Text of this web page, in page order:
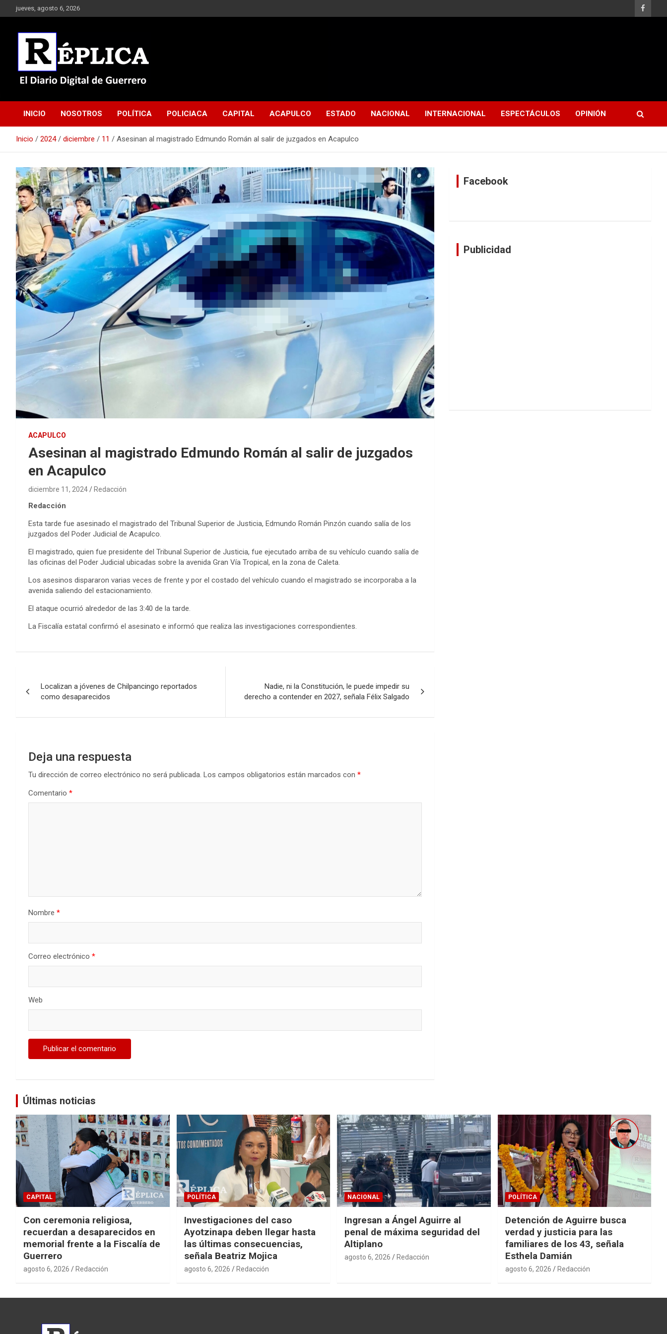
Saltar
al
jueves, agosto 6, 2026
Réplica
INICIO NOSOTROS POLÍTICA POLICIACA CAPITAL ACAPULCO ESTADO NACIONAL INTERNACIONAL ESPECTÁCULOS OPINIÓN
Inicio 2024 diciembre 11 Asesinan al magistrado Edmundo Román al salir de juzgados en Acapulco
ACAPULCO
Asesinan al magistrado Edmundo Román al salir de juzgados
en Acapulco
diciembre 11, 2024 Redacción
Redacción
Esta tarde fue asesinado el magistrado del Tribunal Superior de Justicia, Edmundo Román Pinzón cuando salía de los
juzgados del Poder Judicial de Acapulco.
El magistrado, quien fue presidente del Tribunal Superior de Justicia, fue ejecutado arriba de su vehículo cuando salía de
las oficinas del Poder Judicial ubicadas sobre la avenida Gran Vía Tropical, en la zona de Caleta.
Los asesinos dispararon varias veces de frente y por el costado del vehículo cuando el magistrado se incorporaba a la
avenida saliendo del estacionamiento.
El ataque ocurrió alrededor de las 3:40 de la tarde.
La Fiscalía estatal confirmó el asesinato e informó que realiza las investigaciones correspondientes.
de
entradas
Localizan a jóvenes de Chilpancingo reportados
como desaparecidos
Nadie, ni la Constitución, le puede impedir su
derecho a contender en 2027, señala Félix Salgado
Deja una respuesta
Tu dirección de correo electrónico no será publicada. Los campos obligatorios están marcados con *
Comentario *
Nombre *
Correo electrónico *
Web
Facebook
Publicidad
Últimas noticias
CAPITAL
Con ceremonia religiosa,
recuerdan a desaparecidos en
memorial frente a la Fiscalía de
Guerrero
agosto 6, 2026 Redacción
POLÍTICA
Investigaciones del caso
Ayotzinapa deben llegar hasta
las últimas consecuencias,
señala Beatriz Mojica
agosto 6, 2026 Redacción
NACIONAL
Ingresan a Ángel Aguirre al
penal de máxima seguridad del
Altiplano
agosto 6, 2026 Redacción
POLÍTICA
Detención de Aguirre busca
verdad y justicia para las
familiares de los 43, señala
Esthela Damián
agosto 6, 2026 Redacción